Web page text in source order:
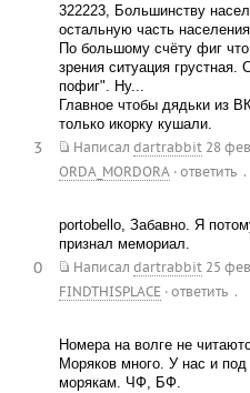
322223, Большинству
остальную часть
По большому счёту фиг
зрения ситуация
пофиг". Ну...
Главное чтобы дядьки из
только икорку кушали.
Написал dartrabbit 28
ORDA_MORDORA · ответить .
3
portobello, Забавно. Я
признал мемориал.
Написал dartrabbit 25
FINDTHISPLACE · ответить .
0
Номера на волге не
Моряков много. У нас и
морякам. ЧФ, БФ.